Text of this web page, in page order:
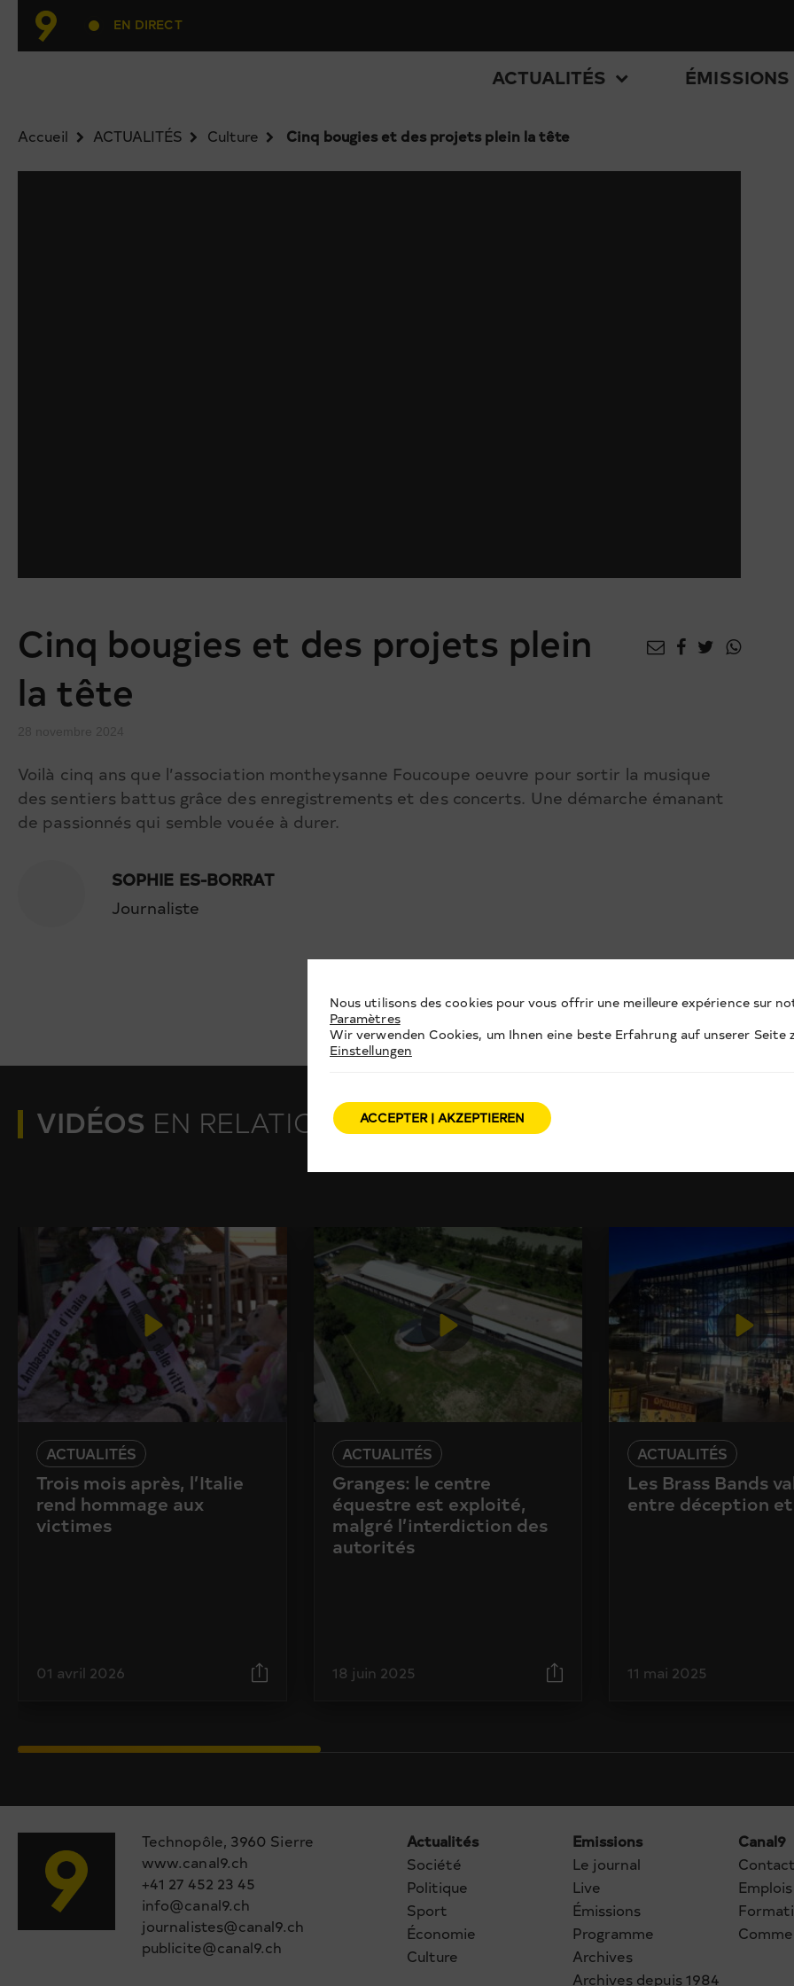
EN DIRECT
ACTUALITÉS ÉMISSIONS
Accueil ACTUALITÉS Culture Cinq bougies et des projets plein la tête
Cinq bougies et des projets plein
la tête
Voilà cinq ans que l’association montheysanne Foucoupe oeuvre pour sortir la musique
des sentiers battus grâce des enregistrements et des concerts. Une démarche émanant
de passionnés qui semble vouée à durer.
SOPHIE ES-BORRAT
Journaliste
VIDÉOS EN RELATION
ACTUALITÉS
Trois mois après, l’Italie
rend hommage aux
victimes
01 avril 2026
ACTUALITÉS
Granges: le centre
équestre est exploité,
malgré l’interdiction des
autorités
18 juin 2025
ACTUALITÉS
Les Brass Bands
entre déception
11 mai 2025
Technopôle, 3960 Sierre
www.canal9.ch
+41 27 452 23 45
info@canal9.ch
journalistes@canal9.ch
publicite@canal9.ch
Actualités
Société
Politique
Sport
Économie
Culture
Emissions
Le journal
Live
Émissions
Programme
Archives
Archives depuis 1984
Canal9
Contact
Emplois
Nous utilisons des cookies pour vous offrir une meilleure expérience sur
Paramètres
Wir verwenden Cookies, um Ihnen eine beste Erfahrung auf unserer Seite
Einstellungen
ACCEPTER | AKZEPTIEREN